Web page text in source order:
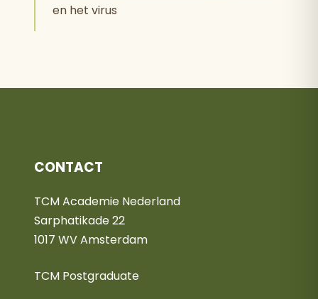
en het virus
CONTACT
TCM Academie Nederland
Sarphatikade 22
1017 WV Amsterdam
TCM Postgraduate